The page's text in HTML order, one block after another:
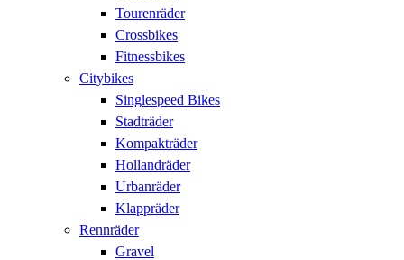
Tourenräder
Crossbikes
Fitnessbikes
Citybikes
Singlespeed Bikes
Stadträder
Kompakträder
Hollandräder
Urbanräder
Klappräder
Rennräder
Gravel